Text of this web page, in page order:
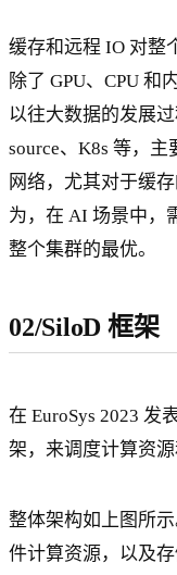
缓存和远程 IO 对整
除了 GPU、CPU
以往大数据的发展
source、K8s 等，主
网络，尤其对于缓
为，在 AI 场景中，
整个集群的最优。
02/SiloD 框架
在 EuroSys 2023 发
架，来调度计算资源
整体架构如上图所
件计算资源，以及存